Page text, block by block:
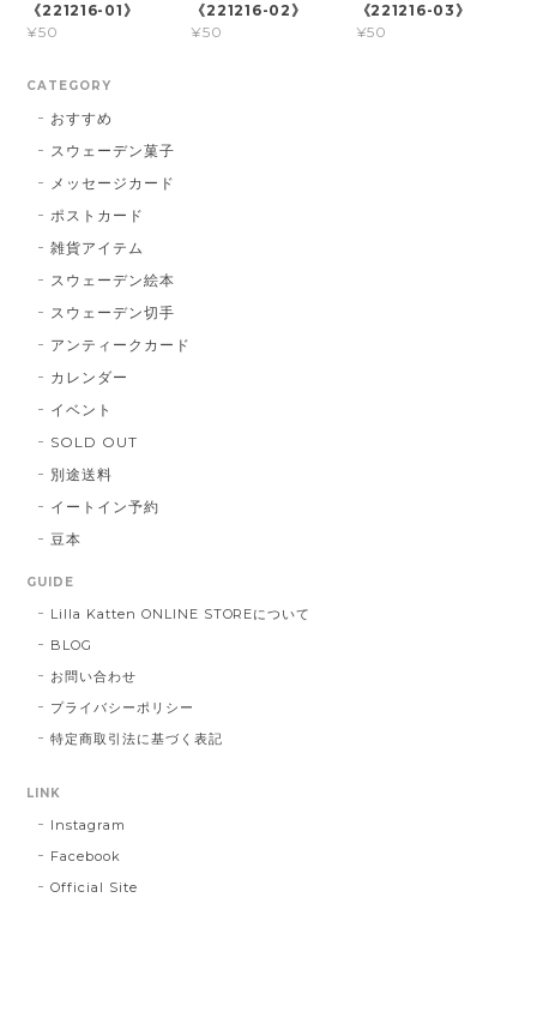
《221216-01》
¥50
《221216-02》
¥50
《221216-03》
¥50
CATEGORY
おすすめ
スウェーデン菓子
メッセージカード
ポストカード
雑貨アイテム
スウェーデン絵本
スウェーデン切手
アンティークカード
カレンダー
イベント
SOLD OUT
別途送料
イートイン予約
豆本
GUIDE
Lilla Katten ONLINE STOREについて
BLOG
お問い合わせ
プライバシーポリシー
特定商取引法に基づく表記
LINK
Instagram
Facebook
Official Site